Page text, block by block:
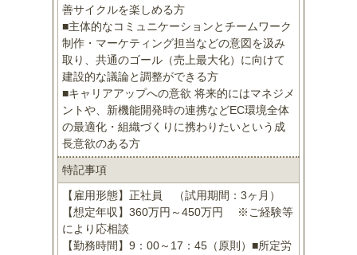
善サイクルを楽しめる方
■主体的なコミュニケーションとチームワーク
制作・マーケティング担当などの意図を汲み
取り、共通のゴール（売上最大化）に向けて
建設的な議論と調整ができる方
■キャリアアップへの意欲 将来的にはマネジメ
ントや、新機能開発時の連携などEC環境全体
の最適化・組織づくりに携わりたいという成
長意欲のある方
特記事項
【雇用形態】正社員 （試用期間：3ヶ月）
【想定年収】360万円～450万円 ※ご経験等
により応相談
【勤務時間】9：00～17：45（原則）■所定労